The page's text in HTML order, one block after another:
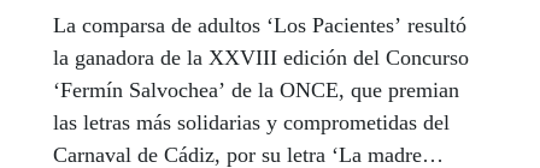
La comparsa de adultos ‘Los Pacientes’ resultó
la ganadora de la XXVIII edición del Concurso
‘Fermín Salvochea’ de la ONCE, que premian
las letras más solidarias y comprometidas del
Carnaval de Cádiz, por su letra ‘La madre